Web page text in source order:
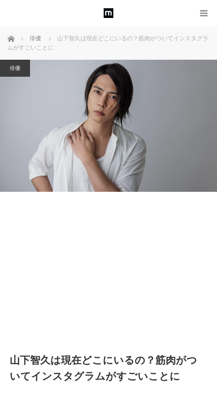
ホーム 俳優
山下智久は現在どこにいるの？筋肉がついてインスタグラ
ムがすごいことに
俳優
山下智久は現在どこにいるの？筋肉がつ
いてインスタグラムがすごいことに